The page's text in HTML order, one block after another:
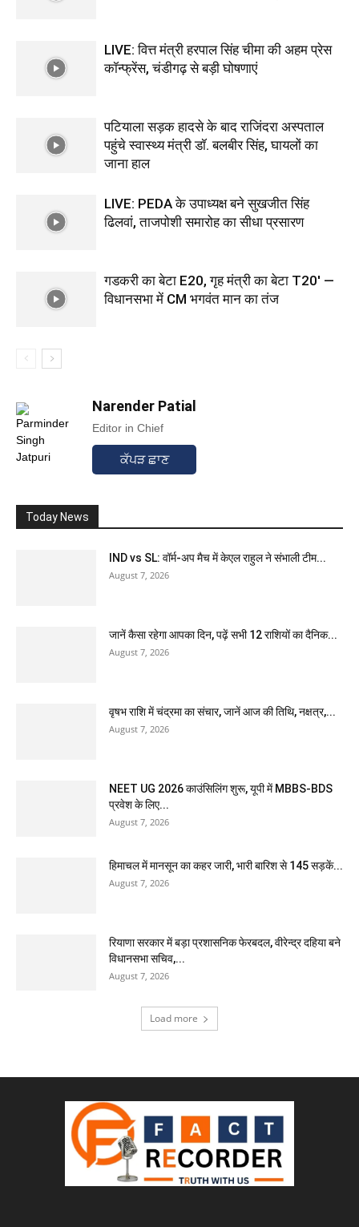
LIVE: वित्त मंत्री हरपाल सिंह चीमा की अहम प्रेस
कॉन्फ्रेंस, चंडीगढ़ से बड़ी घोषणाएं
पटियाला सड़क हादसे के बाद राजिंदरा अस्पताल
पहुंचे स्वास्थ्य मंत्री डॉ. बलबीर सिंह, घायलों का
जाना हाल
LIVE: PEDA के उपाध्यक्ष बने सुखजीत सिंह
ढिलवां, ताजपोशी समारोह का सीधा प्रसारण
गडकरी का बेटा E20, गृह मंत्री का बेटा T20′ —
विधानसभा में CM भगवंत मान का तंज
Narender Patial
Editor in Chief
ਕੱਪੜ ਛਾਣ
Today News
IND vs SL: वॉर्म-अप मैच में केएल राहुल ने संभाली टीम...
August 7, 2026
जानें कैसा रहेगा आपका दिन, पढ़ें सभी 12 राशियों का दैनिक...
August 7, 2026
वृषभ राशि में चंद्रमा का संचार, जानें आज की तिथि, नक्षत्र,...
August 7, 2026
NEET UG 2026 काउंसिलिंग शुरू, यूपी में MBBS-BDS
प्रवेश के लिए...
August 7, 2026
हिमाचल में मानसून का कहर जारी, भारी बारिश से 145 सड़कें...
August 7, 2026
रियाणा सरकार में बड़ा प्रशासनिक फेरबदल, वीरेन्द्र दहिया बने
विधानसभा सचिव,...
August 7, 2026
Load more